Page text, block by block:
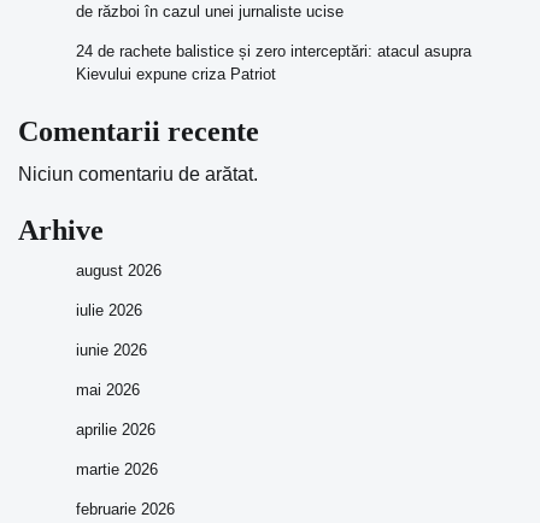
de război în cazul unei jurnaliste ucise
24 de rachete balistice și zero interceptări: atacul asupra
Kievului expune criza Patriot
Comentarii recente
Niciun comentariu de arătat.
Arhive
august 2026
iulie 2026
iunie 2026
mai 2026
aprilie 2026
martie 2026
februarie 2026